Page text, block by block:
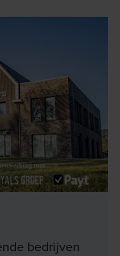
bedrijven